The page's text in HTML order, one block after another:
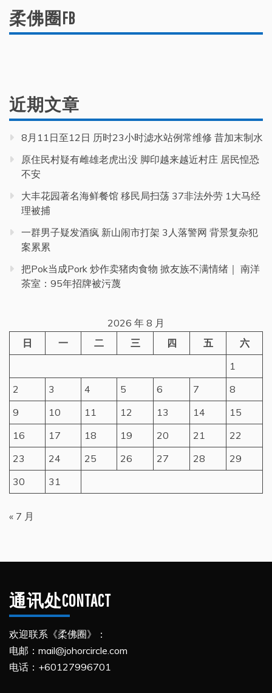
柔佛圈FB
近期文章
8月11日至12日 历时23小时滤水站例常维修 昔加末制水
原住民村疑有雌雄老虎出没 脚印越来越近村庄 居民惶恐
不安
大丰花园著名海鲜餐馆 移民局扫荡 37非法外劳 1大马经
理被捕
一群男子疑发酒疯 新山闹市打架 3人落警网 背景复杂犯
案累累
把Pok当成Pork 炒作卖猪肉食物 掀友族不满情绪｜ 南洋
茶室：95年招牌被污蔑
2026 年 8 月
日
一 二 三 四 五
六
1
2
3 4 5 6 7
8
9
10 11 12 13 14
15
16
17 18 19 20 21
22
23
24 25 26 27 28
29
30
31
« 7 月
通讯处CONTACT
欢迎联系《柔佛圈》：
电邮：mail@johorcircle.com
电话：+60127996701